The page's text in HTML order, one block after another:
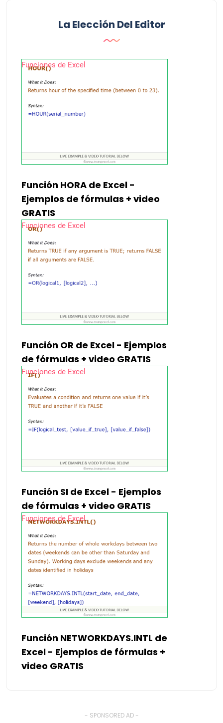
La Elección Del Editor
Funciones de Excel
Función HORA de Excel -
Ejemplos de fórmulas + video
GRATIS
Funciones de Excel
Función OR de Excel - Ejemplos
de fórmulas + video GRATIS
Funciones de Excel
Función SI de Excel - Ejemplos
de fórmulas + video GRATIS
Funciones de Excel
Función NETWORKDAYS.INTL de
Excel - Ejemplos de fórmulas +
video GRATIS
- SPONSORED AD -